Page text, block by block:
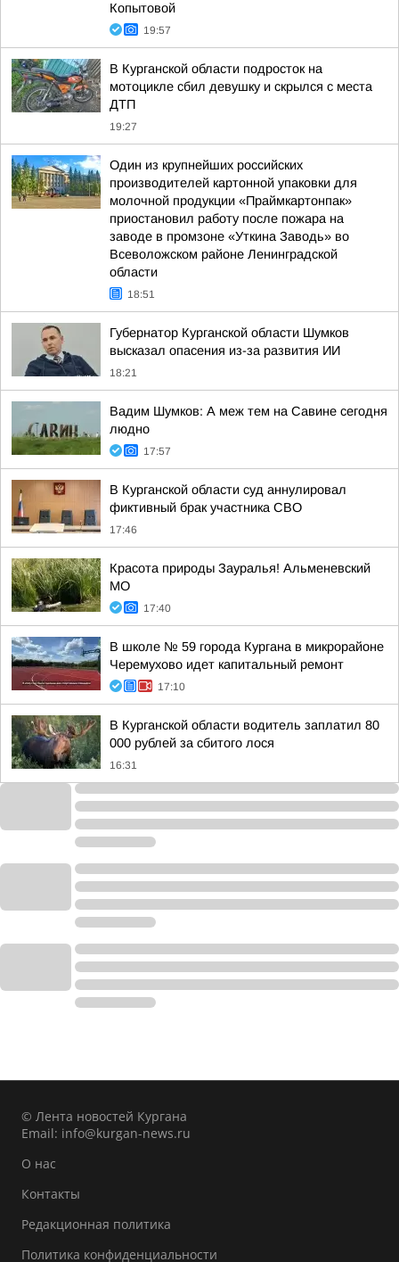
Копытовой
19:57
В Курганской области подросток на
мотоцикле сбил девушку и скрылся с места
ДТП
19:27
Один из крупнейших российских
производителей картонной упаковки для
молочной продукции «Праймкартонпак»
приостановил работу после пожара на
заводе в промзоне «Уткина Заводь» во
Всеволожском районе Ленинградской
области
18:51
Губернатор Курганской области Шумков
высказал опасения из-за развития ИИ
18:21
Вадим Шумков: А меж тем на Савине сегодня
людно
17:57
В Курганской области суд аннулировал
фиктивный брак участника СВО
17:46
Красота природы Зауралья! Альменевский
МО
17:40
В школе № 59 города Кургана в микрорайоне
Черемухово идет капитальный ремонт
17:10
В Курганской области водитель заплатил 80
000 рублей за сбитого лося
16:31
© Лента новостей Кургана
Email: info@kurgan-news.ru
О нас
Контакты
Редакционная политика
Политика конфиденциальности